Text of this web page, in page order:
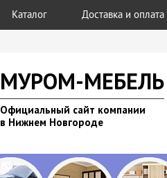
Каталог Доставка и оплата
МУРОМ-МЕБЕЛЬ
Официальный сайт компании
в Нижнем Новгороде